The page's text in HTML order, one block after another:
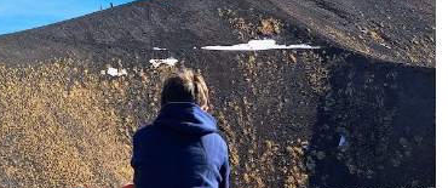
i bambini in Sicilia, dove andare?
FATTORIE
d’Arte con i bambini, quando la natura incontra l’arte